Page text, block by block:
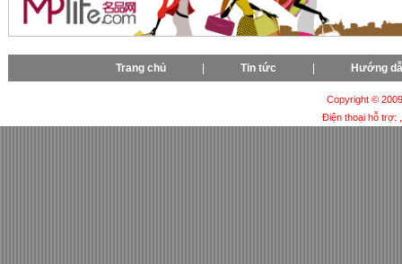
Trang chủ Tin tức Hướng
Copyright ©
Điện thoại hỗ trợ: